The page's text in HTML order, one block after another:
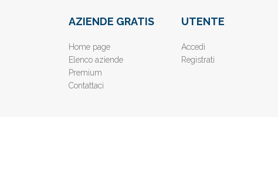
AZIENDE GRATIS
Home page
Elenco aziende
Premium
Contattaci
UTENTE
Accedi
Registrati